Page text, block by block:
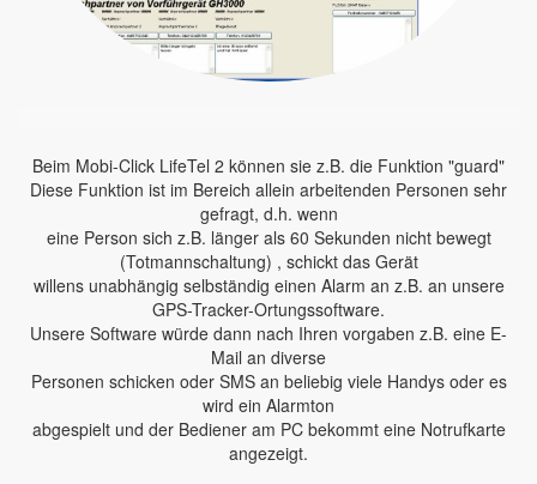
Beim Mobi-Click LifeTel 2 können sie z.B. die Funktion "guard"
Diese Funktion ist im Bereich allein arbeitenden Personen sehr
gefragt, d.h. wenn
eine Person sich z.B. länger als 60 Sekunden nicht bewegt
(Totmannschaltung) , schickt das Gerät
willens unabhängig selbständig einen Alarm an z.B. an unsere
GPS-Tracker-Ortungssoftware.
Unsere Software würde dann nach Ihren vorgaben z.B. eine E-
Mail an diverse
Personen schicken oder SMS an beliebig viele Handys oder es
wird ein Alarmton
abgespielt und der Bediener am PC bekommt eine Notrufkarte
angezeigt.